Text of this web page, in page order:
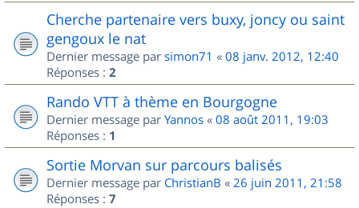
Cherche partenaire vers buxy, joncy ou saint
gengoux le nat
Dernier message par simon71 « 08 janv. 2012, 12:40
Réponses : 2
Rando VTT à thème en Bourgogne
Dernier message par Yannos « 08 août 2011, 19:03
Réponses : 1
Sortie Morvan sur parcours balisés
Dernier message par ChristianB « 26 juin 2011, 21:58
Réponses : 7